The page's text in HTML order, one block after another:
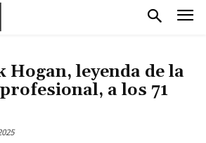
Hogan, leyenda de la
a los 71